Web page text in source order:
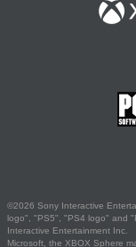
©2026 Sony Interactive
logo", "PS5", "PS4 logo" and
Interactive Entertainment Inc.
Microsoft, the XBOX Sphere